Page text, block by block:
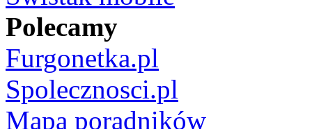
Polecamy
Furgonetka.pl
Spolecznosci.pl
Mapa poradników